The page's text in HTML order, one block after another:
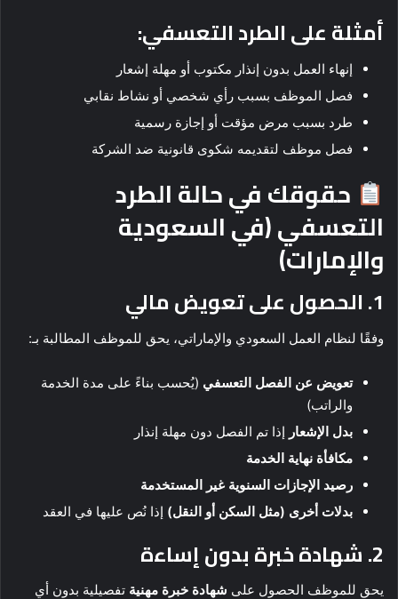
أمثلة على الطرد التعسفي:
إنهاء العمل بدون إنذار مكتوب أو مهلة إشعار
فصل الموظف بسبب رأي شخصي أو نشاط نقابي
طرد بسبب مرض مؤقت أو إجازة رسمية
فصل موظف لتقديمه شكوى قانونية ضد الشركة
حقوقك في حالة الطرد
التعسفي (في السعودية
والإمارات)
1. الحصول على تعويض مالي
وفقًا لنظام العمل السعودي والإماراتي، يحق للموظف المطالبة بـ:
تعويض عن الفصل التعسفي (يُحسب بناءً على مدة الخدمة
والراتب)
بدل الإشعار إذا تم الفصل دون مهلة إنذار
مكافأة نهاية الخدمة
رصيد الإجازات السنوية غير المستخدمة
بدلات أخرى (مثل السكن أو النقل) إذا نُص عليها في العقد
2. شهادة خبرة بدون إساءة
يحق للموظف الحصول على شهادة خبرة مهنية تفصيلية بدون أي